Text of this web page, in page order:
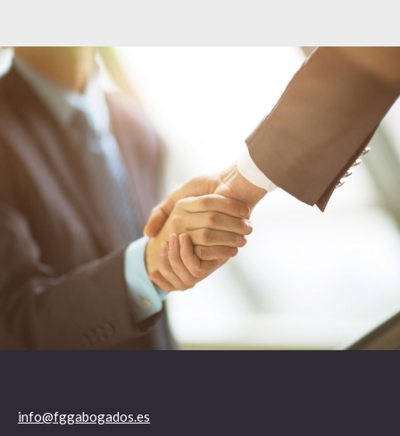
info@fggabogados.es